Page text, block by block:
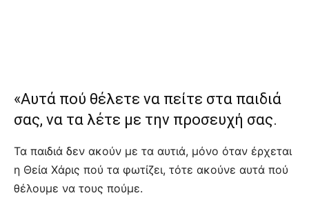
«Αυτά πού θέλετε να πείτε στα παιδιά
σας, να τα λέτε με την προσευχή σας.
Τα παιδιά δεν ακούν με τα αυτιά, μόνο όταν έρχεται
η Θεία Χάρις πού τα φωτίζει, τότε ακούνε αυτά πού
θέλουμε να τους πούμε.